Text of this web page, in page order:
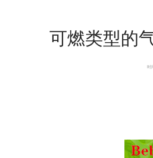
可燃类型的
时